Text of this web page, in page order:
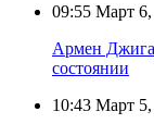
09:55 Март 6,
Армен
состоянии
10:43 Март 5,